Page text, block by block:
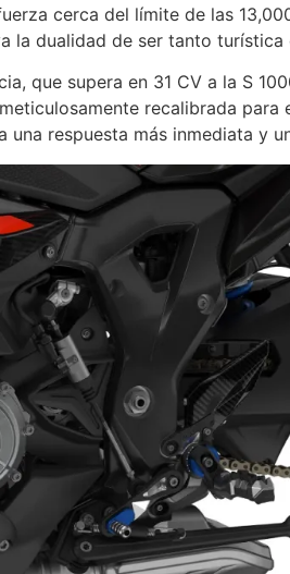
cerca del límite de las
la dualidad de ser tanto
que supera en 31 CV a la S
recalibrada
una respuesta más inmediata y